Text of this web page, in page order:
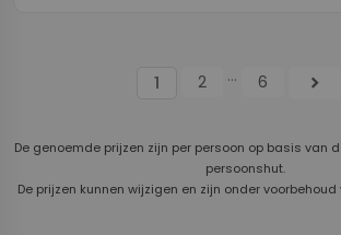
1 2 ... 6 chevron_right
De genoemde prijzen zijn per persoon op basis van
persoonshut.
De prijzen kunnen wijzigen en zijn onder